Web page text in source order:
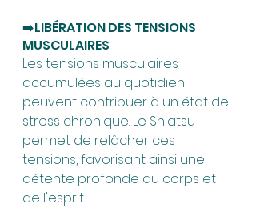
➡️LIBÉRATION DES TENSIONS
MUSCULAIRES
Les tensions musculaires
accumulées au quotidien
peuvent contribuer à un état de
stress chronique. Le Shiatsu
permet de relâcher ces
tensions, favorisant ainsi une
détente profonde du corps et
de l'esprit.